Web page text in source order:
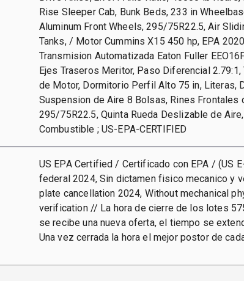
Rise Sleeper Cab, Bunk Beds, 233 in
Aluminum Front Wheels, 295/75R22.5, Air
Tanks, / Motor Cummins X15 450 hp, EPA
Transmision Automatizada Eaton Fuller
Ejes Traseros Meritor, Paso Diferencial
de Motor, Dormitorio Perfil Alto 75 in, Literas,
Suspension de Aire 8 Bolsas, Rines Frontales
295/75R22.5, Quinta Rueda Deslizable de
Combustible ; US-EPA-CERTIFIED
US EPA Certified / Certificado con EPA / (US
federal 2024, Sin dictamen fisico mecanico y
plate cancellation 2024, Without mechanical
verification // La hora de cierre de los lotes
se recibe una nueva oferta, el tiempo se
Una vez cerrada la hora el mejor postor de